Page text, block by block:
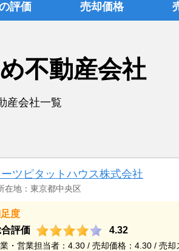
評価 売却価格
不動産会社
産会社一覧
ツピタットハウス株式会社
在地：東京都中央区
度
評価
4.32
・営業担当者：4.30 / 売却価格：4.30 / 売却